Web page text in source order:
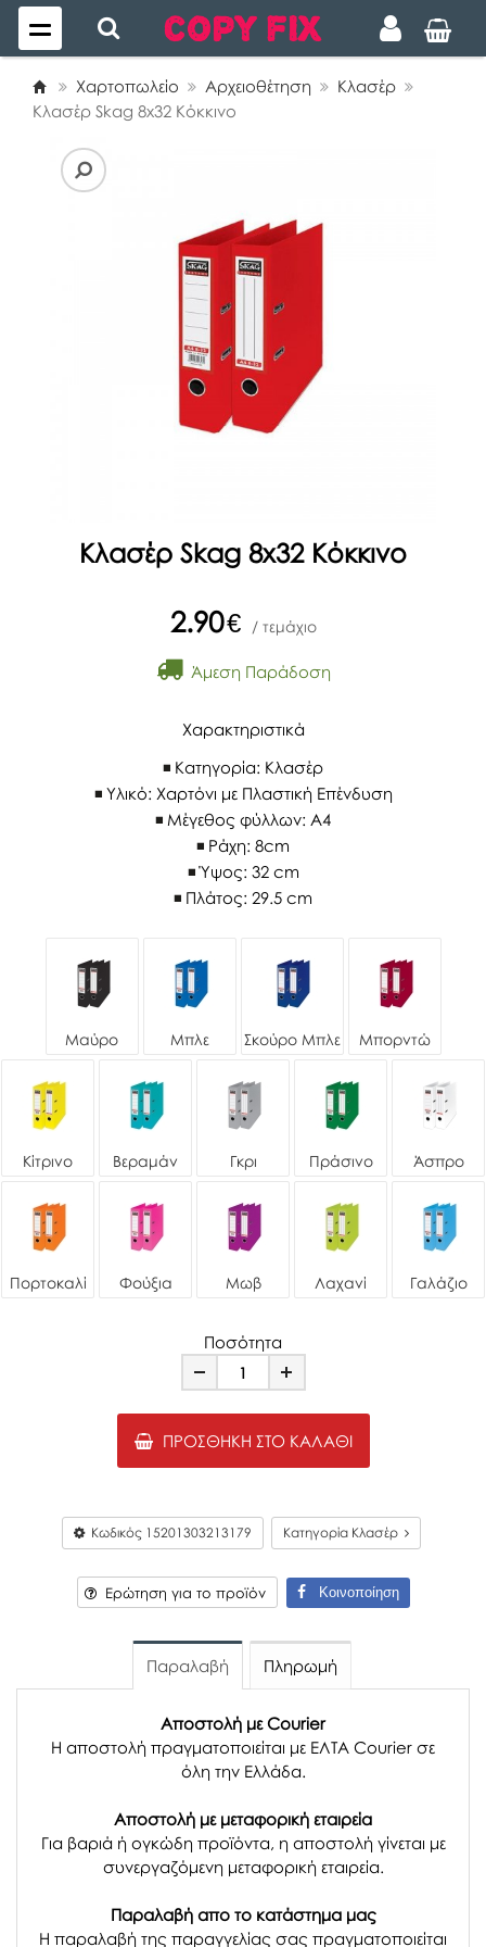
Χαρτοπωλείο Αρχειοθέτηση
Κλασέρ
Κλασέρ Skag 8x32 Κόκκινο
Κλασέρ Skag 8x32 Κόκκινο
2.90€ / τεμάχιο
Άμεση Παράδοση
Χαρακτηριστικά
Κατηγορία: Κλασέρ
Υλικό: Χαρτόνι με Πλαστική Επένδυση
Μέγεθος φύλλων: Α4
Ράχη: 8cm
Ύψος: 32 cm
Πλάτος: 29.5 cm
Μαύρο Μπλε Σκούρο Μπλε Μπορντώ
Κίτρινο Βεραμάν Γκρι Πράσινο Άσπρο
Πορτοκαλί Φούξια Μωβ Λαχανί Γαλάζιο
Ποσότητα
Minus Plus
ΠΡΟΣΘΉΚΗ ΣΤΟ ΚΑΛΆΘΙ
Κωδικός 15201303213179 Κατηγορία Κλασέρ
Ερώτηση για το προϊόν Κοινοποίηση
Παραλαβή Πληρωμή
Αποστολή με Courier
Η αποστολή πραγματοποιείται με ΕΛΤΑ Courier σε
όλη την Ελλάδα.
Αποστολή με μεταφορική εταιρεία
Για βαριά ή ογκώδη προϊόντα, η αποστολή γίνεται με
συνεργαζόμενη μεταφορική εταιρεία.
Παραλαβή απο το κατάστημα μας
H παραλαβή της παραγγελίας σας πραγματοποιείται